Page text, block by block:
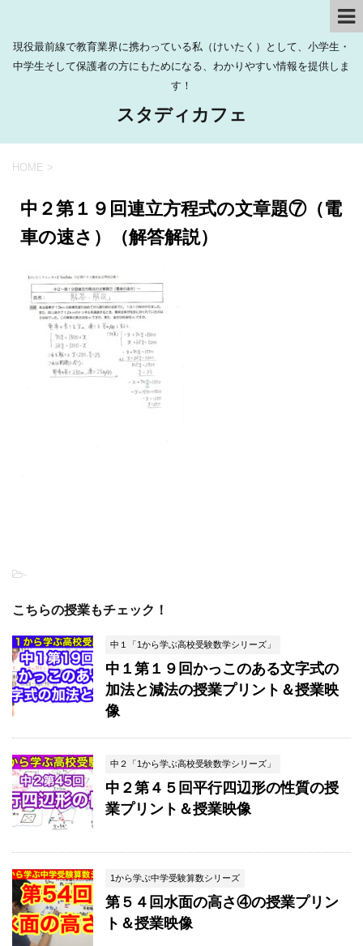
現役最前線で教育業界に携わっている私（けいたく）として、小学生・
中学生そして保護者の方にもためになる、わかりやすい情報を提供しま
す！
スタディカフェ
HOME >
中２第１９回連立方程式の文章題⑦（電
車の速さ）（解答解説）
-
こちらの授業もチェック！
中１「1から学ぶ高校受験数学シリーズ」
中１第１９回かっこのある文字式の
加法と減法の授業プリント＆授業映
像
中２「1から学ぶ高校受験数学シリーズ」
中２第４５回平行四辺形の性質の授
業プリント＆授業映像
1から学ぶ中学受験算数シリーズ
第５４回水面の高さ④の授業プリン
ト＆授業映像